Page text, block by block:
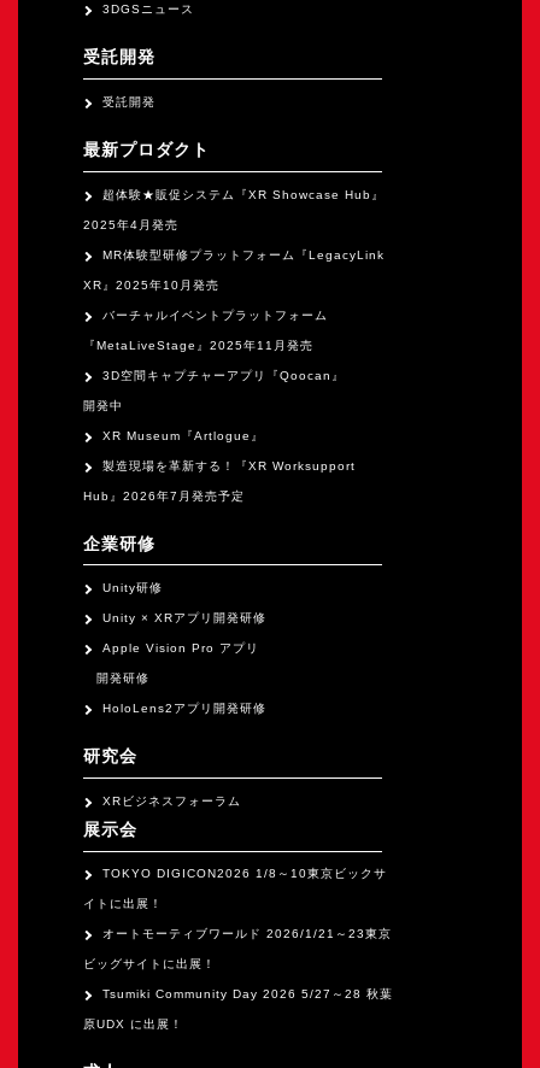
3DGSニュース
受託開発
受託開発
最新プロダクト
超体験★販促システム『XR Showcase Hub』
2025年4月発売
MR体験型研修プラットフォーム『LegacyLink
XR』2025年10月発売
バーチャルイベントプラットフォーム
『MetaLiveStage』2025年11月発売
3D空間キャプチャーアプリ『Qoocan』
開発中
XR Museum『Artlogue』
製造現場を革新する！『XR Worksupport
Hub』2026年7月発売予定
企業研修
Unity研修
Unity × XRアプリ開発研修
Apple Vision Pro アプリ
開発研修
HoloLens2アプリ開発研修
研究会
XRビジネスフォーラム
展示会
TOKYO DIGICON2026 1/8～10東京ビックサ
イトに出展！
オートモーティブワールド 2026/1/21～23東京
ビッグサイトに出展！
Tsumiki Community Day 2026 5/27～28 秋葉
原UDX に出展！